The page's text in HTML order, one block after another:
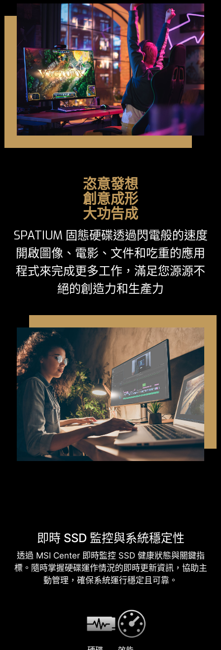
恣意發想
創意成形
大功告成
SPATIUM 固態硬碟透過閃電般的速度
開啟圖像、電影、文件和吃重的應用
程式來完成更多工作，滿足您源源不
絕的創造力和生產力
即時 SSD 監控與系統穩定性
透過 MSI Center 即時監控 SSD 健康狀態與關鍵指
標。隨時掌握硬碟運作情況的即時更新資訊，協助主
動管理，確保系統運行穩定且可靠。